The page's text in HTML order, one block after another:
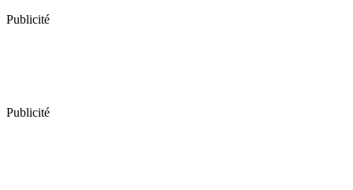
Publicité
Publicité